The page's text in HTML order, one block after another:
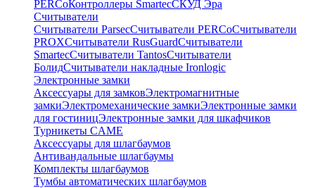
PERCoКонтроллеры SmartecСКУД Эра
Считыватели
Считыватели ParsecСчитыватели PERCoСчитыватели
PROXСчитыватели RusGuardСчитыватели
SmartecСчитыватели TantosСчитыватели
БолидСчитыватели накладные Ironlogic
Электронные замки
Аксессуары для замковЭлектромагнитные
замкиЭлектромеханические замкиЭлектронные замки
для гостиницЭлектронные замки для шкафчиков
Турникеты CAME
Аксессуары для шлагбаумов
Антивандальные шлагбаумы
Комплекты шлагбаумов
Тумбы автоматических шлагбаумов